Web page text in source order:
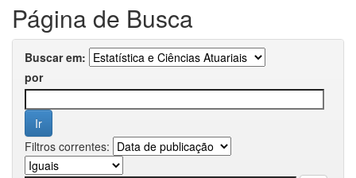
Página de Busca
Buscar em:
por
Filtros correntes: